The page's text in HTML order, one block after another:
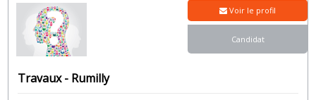
Travaux - Rumilly
Voir le profil
Candidat